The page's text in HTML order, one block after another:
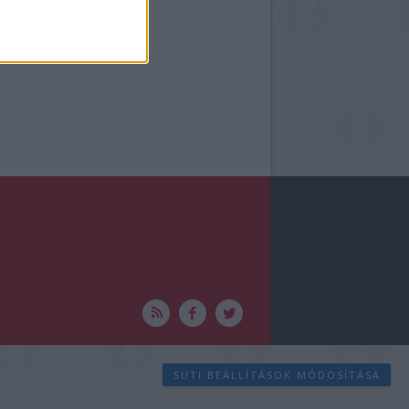
SÜTI BEÁLLÍTÁSOK MÓDOSÍTÁSA